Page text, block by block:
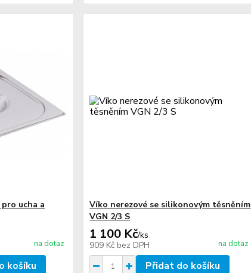
ucha a
na dotaz
košíku
Víko nerezové se silikonovým těsněním
VGN 2/3 S
1 100 Kč/ks
909 Kč bez DPH na dotaz
Přidat do košíku